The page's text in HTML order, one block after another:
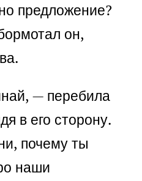
предложение?
он,
— перебила
в его сторону.
почему ты
наши